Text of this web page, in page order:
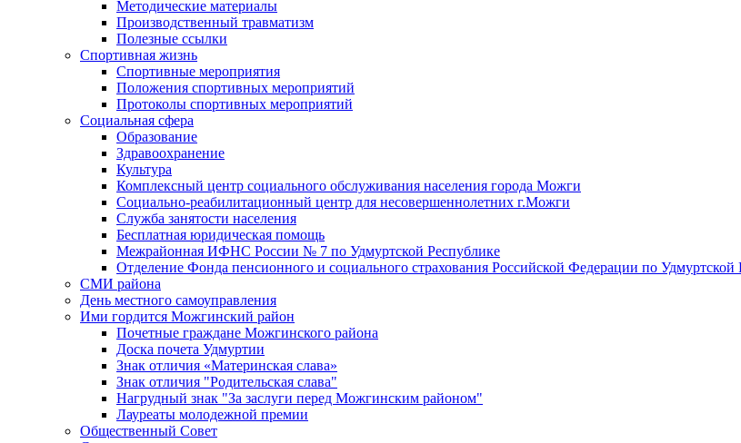
Методические материалы
Производственный травматизм
Полезные ссылки
Спортивная жизнь
Спортивные мероприятия
Положения спортивных мероприятий
Протоколы спортивных мероприятий
Социальная сфера
Образование
Здравоохранение
Культура
Комплексный центр социального обслуживания населения города Можги
Социально-реабилитационный центр для несовершеннолетних г.Можги
Служба занятости населения
Бесплатная юридическая помощь
Межрайонная ИФНС России № 7 по Удмуртской Республике
Отделение Фонда пенсионного и социального страхования Российской Федерации по Удмуртской
СМИ района
День местного самоуправления
Ими гордится Можгинский район
Почетные граждане Можгинского района
Доска почета Удмуртии
Знак отличия «Материнская слава»
Знак отличия "Родительская слава"
Нагрудный знак "За заслуги перед Можгинским районом"
Лауреаты молодежной премии
Общественный Совет